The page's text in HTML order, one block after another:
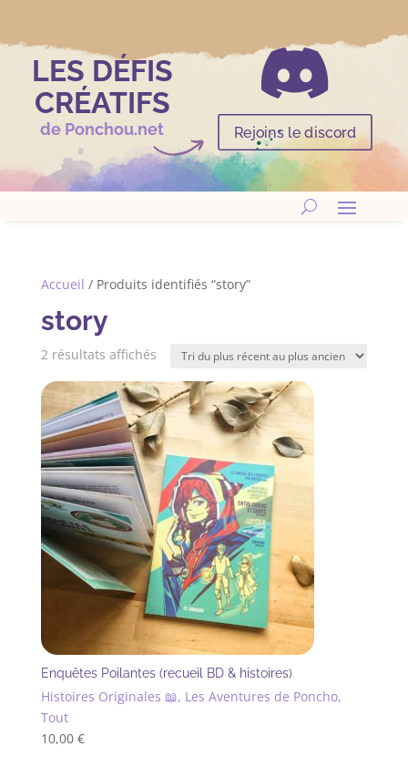
LES DÉFIS
CRÉATIFS
de Ponchou.net

Rejoins le discord
Accueil / Produits identifiés “story”
story
2 résultats affichésTrié
plus
récent
au
plus
ancien
Enquêtes Poilantes (recueil BD & histoires)
Histoires Originales 📖, Les Aventures de Poncho,
Tout
10,00 €